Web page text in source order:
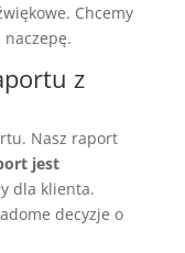
Chcemy
z
Nasz raport
jest
dla klienta.
decyzje o